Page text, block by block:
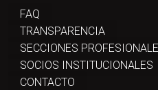
FAQ
TRANSPARENCIA
SECCIONES
SOCIOS INSTITUCIONALES
CONTACTO